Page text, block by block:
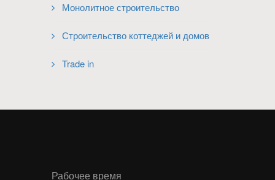
Монолитное строительство
Строительство коттеджей и домов
Trade in
Рабочее время